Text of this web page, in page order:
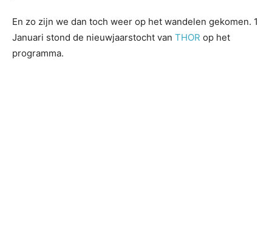
En zo zijn we dan toch weer op het wandelen gekomen. 1
Januari stond de nieuwjaarstocht van THOR op het
programma.